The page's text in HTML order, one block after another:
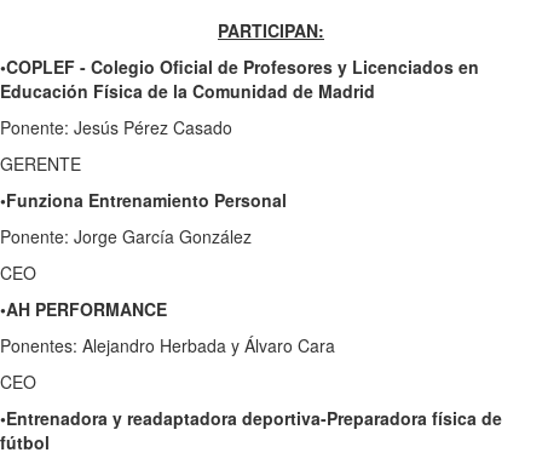
PARTICIPAN:
•COPLEF - Colegio Oficial de Profesores y Licenciados en
Educación Física de la Comunidad de Madrid
Ponente: Jesús Pérez Casado
GERENTE
•Funziona Entrenamiento Personal
Ponente: Jorge García González
CEO
•AH PERFORMANCE
Ponentes: Alejandro Herbada y Álvaro Cara
CEO
•Entrenadora y readaptadora deportiva-Preparadora física de
fútbol